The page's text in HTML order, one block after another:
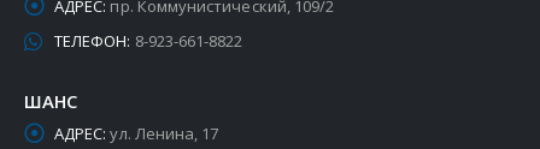
АДРЕС: пр. Коммунистический, 109/2
ТЕЛЕФОН: 8-923-661-8822
ШАНС
АДРЕС: ул. Ленина, 17